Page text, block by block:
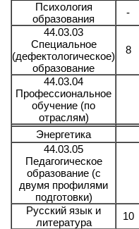
Психология
образования
-
44.03.03
Специальное
(дефектологическое)
образование
8
44.03.04
Профессиональное
обучение (по
отраслям)
Энергетика
44.03.05
Педагогическое
образование (с
двумя профилями
подготовки)
Русский язык и
литература
10